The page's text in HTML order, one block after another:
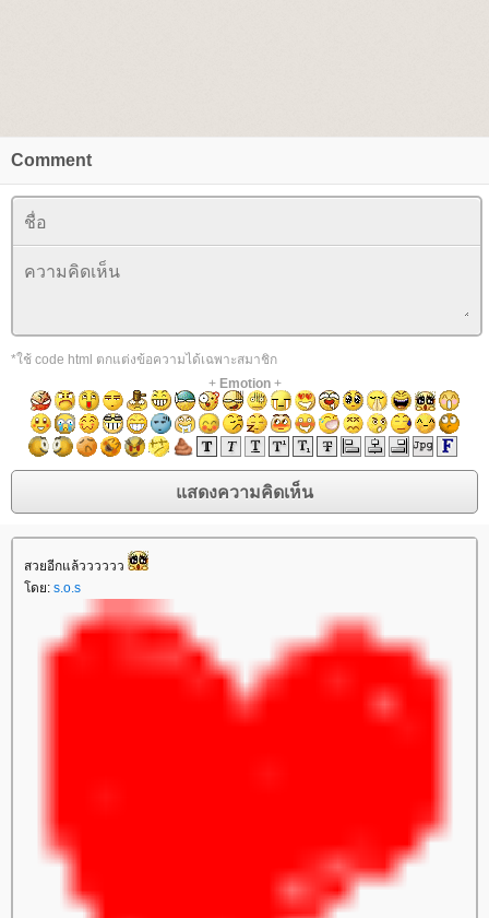
Comment
*ใช้ code html ตกแต่งข้อความได้เฉพาะสมาชิก
+ Emotion+
สวยอีกแล้วววววว
ดย: s.o.s